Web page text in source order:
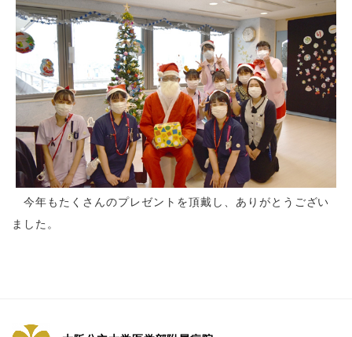
今年もたくさんのプレゼントを頂戴し、ありがとうござい
ました。